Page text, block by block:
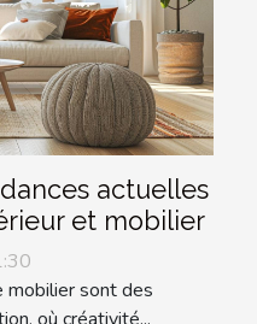
actuelles
et mobilier
mobilier sont des